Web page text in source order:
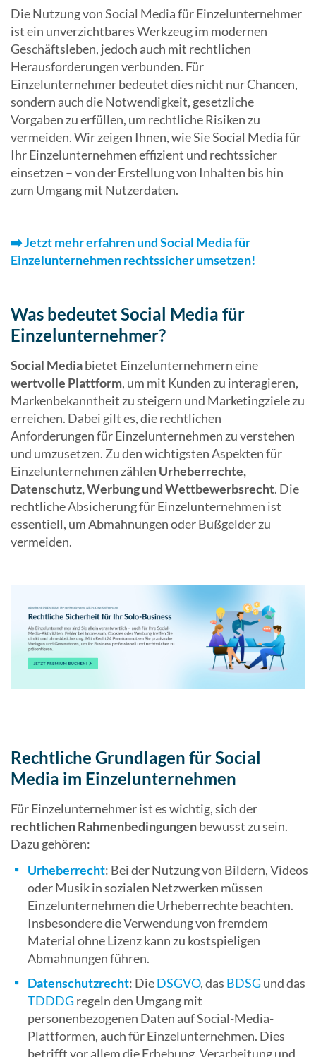
zu
von
können
Touch-
und
Die Nutzung von Social Media für Einzelunternehmer
ist ein unverzichtbares Werkzeug im modernen
Geschäftsleben, jedoch auch mit rechtlichen
Herausforderungen verbunden. Für
Einzelunternehmer bedeutet dies nicht nur Chancen,
sondern auch die Notwendigkeit, gesetzliche
Vorgaben zu erfüllen, um rechtliche Risiken zu
vermeiden. Wir zeigen Ihnen, wie Sie Social Media für
Ihr Einzelunternehmen effizient und rechtssicher
einsetzen – von der Erstellung von Inhalten bis hin
zum Umgang mit Nutzerdaten.
➡️Jetzt mehr erfahren und Social Media für
Einzelunternehmenrechtssicher umsetzen!
Was bedeutet Social Media für
Einzelunternehmer?
Social Mediabietet Einzelunternehmern eine
wertvolle Plattform, um mit Kunden zu interagieren,
Markenbekanntheit zu steigern und Marketingziele zu
erreichen. Dabei gilt es, die rechtlichen
Anforderungen für Einzelunternehmen zu verstehen
und umzusetzen. Zu den wichtigsten Aspekten für
Einzelunternehmen zählen Urheberrechte,
Datenschutz, Werbung und Wettbewerbsrecht. Die
rechtliche Absicherung für Einzelunternehmen ist
essentiell, um Abmahnungen oder Bußgelder zu
vermeiden.
Rechtliche Grundlagen für Social
Media im Einzelunternehmen
Für Einzelunternehmer ist es wichtig, sich der
rechtlichen Rahmenbedingungenbewusst zu sein.
Dazu gehören:
Urheberrecht: Bei der Nutzung von Bildern, Videos
oder Musik in sozialen Netzwerken müssen
Einzelunternehmen die Urheberrechte beachten.
Insbesondere die Verwendung von fremdem
Material ohne Lizenz kann zu kostspieligen
Abmahnungen führen.
Datenschutzrecht: DieDSGVO, das BDSGund das
TDDDGregeln den Umgang mit
personenbezogenen Daten auf Social-Media-
Plattformen, auch für Einzelunternehmen. Dies
betrifft vor allem die Erhebung, Verarbeitung und